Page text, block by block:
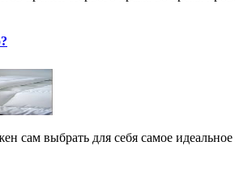
сам выбрать для себя самое